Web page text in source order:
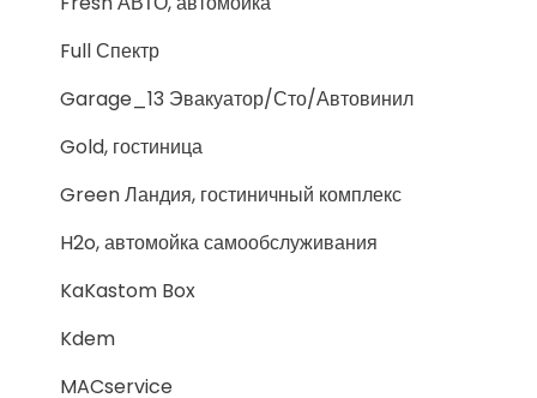
Full Спектр
Garage_13 Эвакуатор/Сто/Автовинил
Gold, гостиница
Green Ландия, гостиничный комплекс
H2o, автомойка самообслуживания
KaKastom Box
Kdem
MACservice